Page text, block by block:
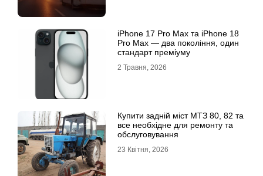
iРhone 17 Рro Мax та iРhone 18
Рro Мax — два покоління, один
стандарт преміуму
2 Травня, 2026
Купити задній міст МТЗ 80, 82 та
все необхідне для ремонту та
обслуговування
23 Квітня, 2026